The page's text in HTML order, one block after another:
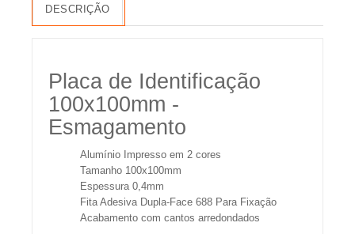
DESCRIÇÃO
Placa de Identificação
100x100mm -
Esmagamento
Alumínio Impresso em 2 cores
Tamanho 100x100mm
Espessura 0,4mm
Fita Adesiva Dupla-Face 688 Para Fixação
Acabamento com cantos arredondados